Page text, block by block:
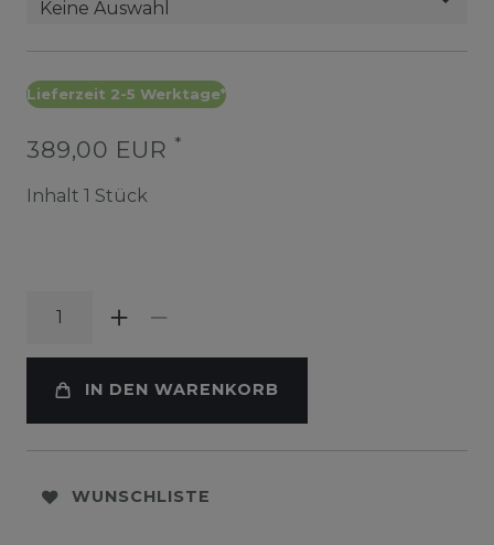
Lieferzeit 2-5 Werktage*
389,00 EUR *
Inhalt 1 Stück
IN DEN WARENKORB
WUNSCHLISTE